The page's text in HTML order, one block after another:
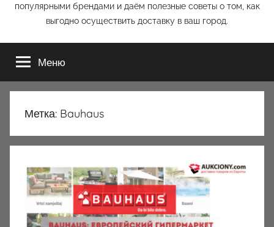
популярными брендами и даём полезные советы о том, как
выгодно осуществить доставку в ваш город.
Меню
Метка: Bauhaus